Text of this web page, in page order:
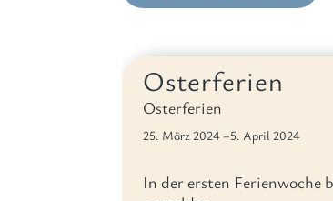
Osterferien
Osterferien
25. März 2024–5. April 2024
In der ersten Ferienwoche